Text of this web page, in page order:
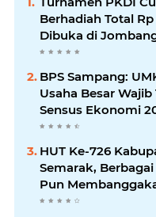
Berhadiah Total
Dibuka di
Jatim Syaifullah
Komunikasi Antar-
Memajukan Desa
BPS Sampang:
Usaha Besar Wajib
Sensus Ekonomi
Kebijakan Tepat
HUT Ke-726
Semarak,
Pun